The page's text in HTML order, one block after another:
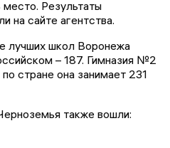
место. Результаты
на сайте агентства.
лучших школ Воронежа
– 187. Гимназия №2
стране она занимает 231
также вошли: